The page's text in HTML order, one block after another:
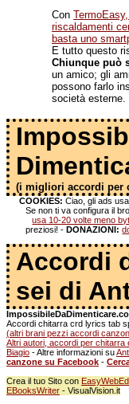
Con
riscaldamenti
basta uno
E tutto questo
Chiunque può
un amico; gli
possono farlo
società esterne.
(i migliori accordi per
COOKIES: Ciao, gli ads
Se non ti va configura il
usa 10-20 volte meno
preziosi! -DONAZIONI:
Accordi
sei di
Accordi chitarra crd lyrics tab
(altri brani pezzi accordi
Altri autori, accordi per chitarra
Biagio - Altre informazioni su
canzone su Facebook -
Crea il tuo Sito con
EBooksWriter - VisualVision.it